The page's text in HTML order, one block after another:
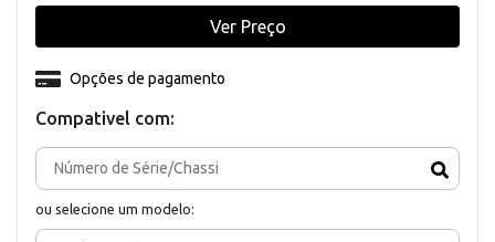
Compativel com:
ou selecione um modelo:
Opções de pagamento
Ver Preço